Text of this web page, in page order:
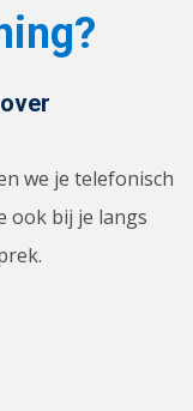
we je telefonisch
ook bij je langs